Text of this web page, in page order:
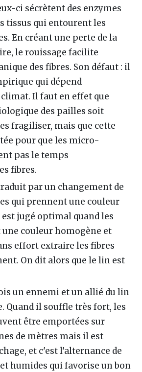
ci sécrètent des enzymes
tissus qui entourent les
En créant une perte de la
le rouissage facilite
des fibres. Son défaut : il
qui dépend
Il faut en effet que
des pailles soit
fragiliser, mais que cette
pour que les micro-
pas le temps
fibres.
par un changement de
qui prennent une couleur
jugé optimal quand les
couleur homogène et
effort extraire les fibres
On dit alors que le lin est
un ennemi et un allié du lin
Quand il souffle très fort, les
être emportées sur
de mètres mais il est
et c'est l'alternance de
humides qui favorise un bon